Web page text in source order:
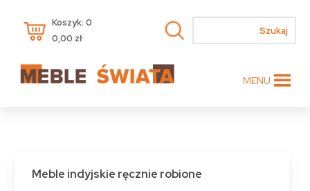
Koszyk: 0
0,00 zł
MENU
Meble indyjskie ręcznie robione